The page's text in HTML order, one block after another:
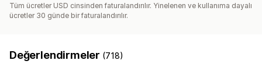
Tüm ücretler USD cinsinden faturalandırılır. Yinelenen ve kullanıma dayalı
ücretler 30 günde bir faturalandırılır.
Değerlendirmeler (718)